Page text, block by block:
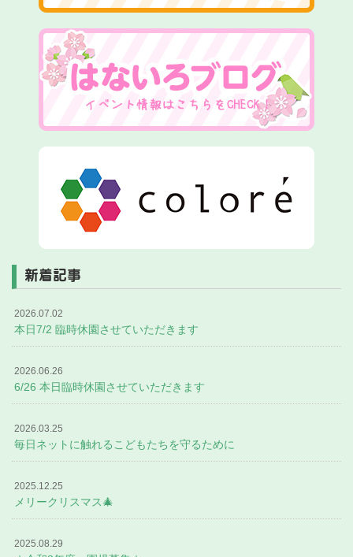
新着記事
2026.07.02
本日7/2 臨時休園させていただきます
2026.06.26
6/26 本日臨時休園させていただきます
2026.03.25
毎日ネットに触れるこどもたちを守るために
2025.12.25
メリークリスマス🎄
2025.08.29